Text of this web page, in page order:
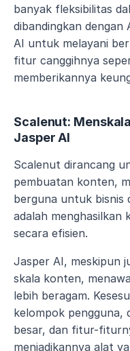
banyak fleksibilitas
dibandingkan
AI untuk melayani
fitur canggihnya
memberikannya
Scalenut:
Jasper AI
Scalenut dirancang
pembuatan konten,
berguna untuk bisnis
adalah menghasilkan
secara efisien.
Jasper AI, meskipun
skala konten,
lebih beragam.
kelompok pengguna,
besar, dan fitur-
menjadikannya alat